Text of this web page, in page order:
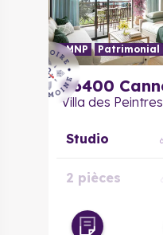
LMNP Patrimonial
06400
Villa des Peintres
Studio
2 pièces
Duplex 3
pièces